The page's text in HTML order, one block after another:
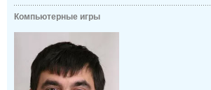
Компьютерные игры